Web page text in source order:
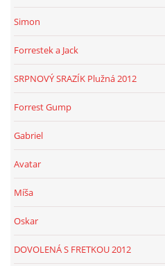
Simon
Forrestek a Jack
SRPNOVÝ SRAZÍK Plužná 2012
Forrest Gump
Gabriel
Avatar
Míša
Oskar
DOVOLENÁ S FRETKOU 2012